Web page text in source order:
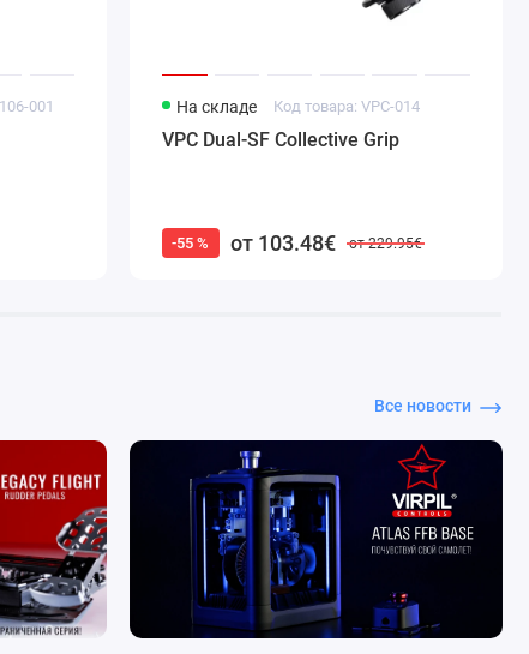
001 На складе Код товара: VPC-014
VPC Dual-SF Collective Grip
-55 % от 103.48€ от 229.95€
Все новости